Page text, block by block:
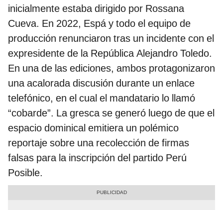
inicialmente estaba dirigido por Rossana
Cueva. En 2022, Espá y todo el equipo de
producción renunciaron tras un incidente con el
expresidente de la República Alejandro Toledo.
En una de las ediciones, ambos protagonizaron
una acalorada discusión durante un enlace
telefónico, en el cual el mandatario lo llamó
“cobarde”. La gresca se generó luego de que el
espacio dominical emitiera un polémico
reportaje sobre una recolección de firmas
falsas para la inscripción del partido Perú
Posible.